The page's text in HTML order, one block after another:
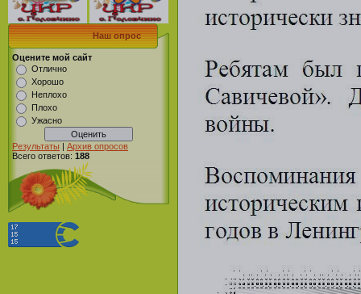
Наш опрос
Оцените мой сайт
Отлично
Хорошо
Неплохо
Плохо
Ужасно
Результаты | Архив опросов
Всего ответов: 188